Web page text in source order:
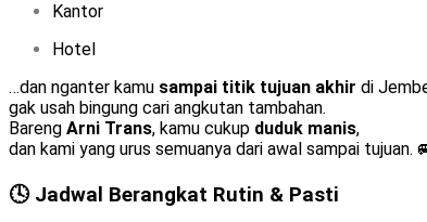
Kantor
Hotel
…dan nganter kamu sampai titik tujuan akhir di
gak usah bingung cari angkutan tambahan.
Bareng Arni Trans, kamu cukup duduk manis,
dan kami yang urus semuanya dari awal sampai tujuan.
🕓 Jadwal Berangkat Rutin & Pasti